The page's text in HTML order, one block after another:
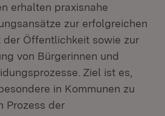
erhalten praxisnahe
zur erfolgreichen
der Öffentlichkeit sowie zur
von Bürgerinnen und
Ziel ist es,
in Kommunen zu
Prozess der